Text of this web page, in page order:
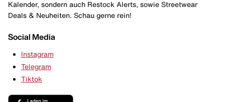
Kalender, sondern auch Restock Alerts, sowie Streetwear
Deals & Neuheiten. Schau gerne rein!
Social Media
Instagram
Telegram
Tiktok